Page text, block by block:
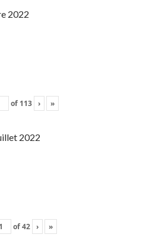
2022
of 113 › »
2022
of42 › »